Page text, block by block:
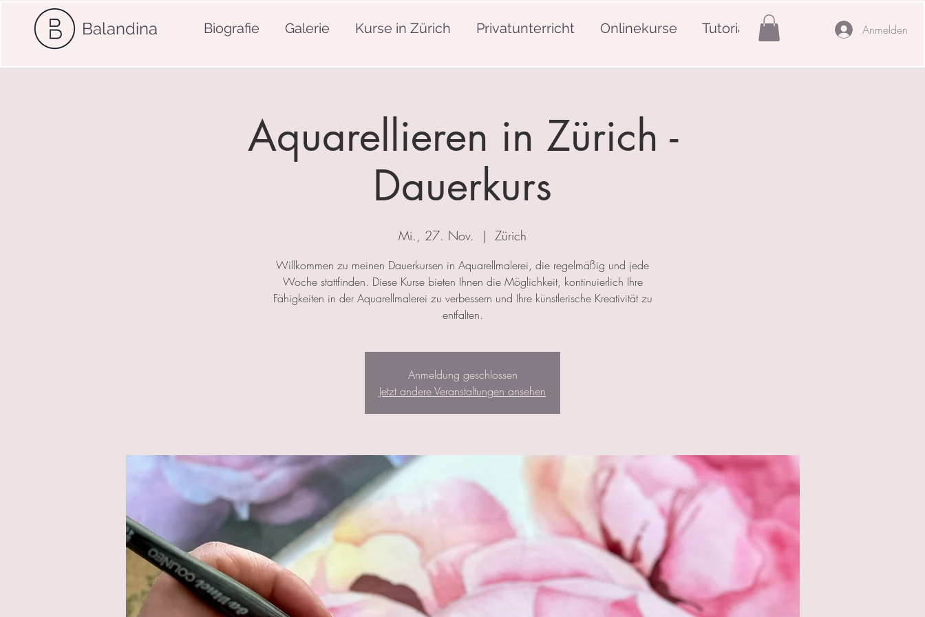
Balandina Biografie Galerie Kurse in Zürich Privatunterricht Onlinekurse Tutorials Anmelden
Aquarellieren in Zürich -
Dauerkurs
Mi., 27. Nov.
  |
Zürich
Willkommen zu meinen Dauerkursen in Aquarellmalerei, die regelmäßig und jede
Woche stattfinden. Diese Kurse bieten Ihnen die Möglichkeit, kontinuierlich Ihre
Fähigkeiten in der Aquarellmalerei zu verbessern und Ihre künstlerische Kreativität zu
entfalten.
Anmeldung geschlossen
Jetzt andere Veranstaltungen ansehen